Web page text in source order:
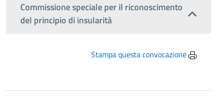
Commissione speciale per il riconoscimento
del principio di insularità
Stampa questa convocazione